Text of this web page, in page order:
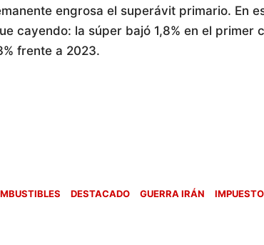
engrosa el superávit primario. En
cayendo: la súper bajó 1,8% en el primer
frente a 2023.
DESTACADO GUERRA IRÁN